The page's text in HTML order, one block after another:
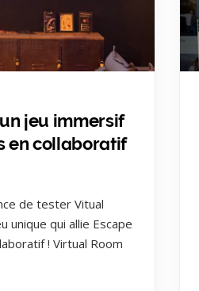
jeu immersif
en collaboratif
de tester Vitual
unique qui allie Escape
! Virtual Room